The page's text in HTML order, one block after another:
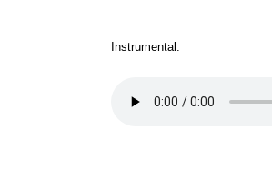
Instrumental: